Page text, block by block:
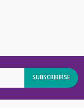
SUBSCRIBIRSE